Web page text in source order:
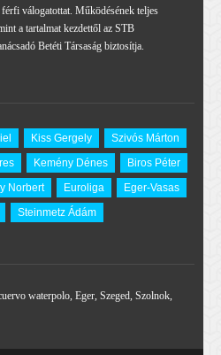
válogatottat. Működésének teljes
a tartalmat kezdettől az STB
Betéti Társaság biztosítja.
Kiss Gergely
Szivós Márton
Kemény Dénes
Biros Péter
Norbert Euroliga
Eger-Vasas
Steinmetz Ádám
waterpolo, Eger, Szeged, Szolnok,